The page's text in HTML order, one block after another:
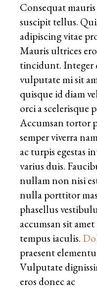
Consequat
suscipit tellus.
adipiscing vitae
Mauris ultrices
tincidunt. Integer
vulputate mi sit
quisque id diam
orci a scelerisque
Accumsan tortor
semper viverra
ac turpis egestas
varius duis.
nullam non nisi
nulla porttitor
phasellus
accumsan sit
tempus iaculis.
praesent
Vulputate
eros donec ac